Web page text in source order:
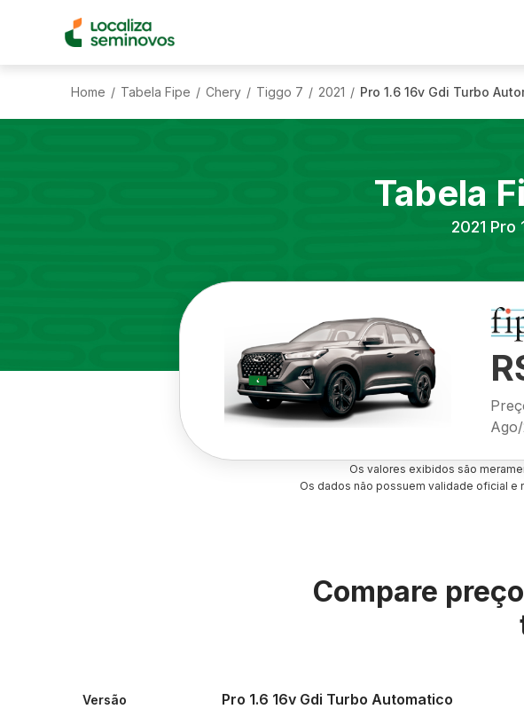
Home / Tabela Fipe / Chery / Tiggo 7 / 2021 / Pro 1.6 16v Gdi Turbo
Tabela
2021 Pro
Os valores exibidos são
Os dados não possuem validade oficial
Compare
Versão Pro 1.6 16v Gdi Turbo Automatico